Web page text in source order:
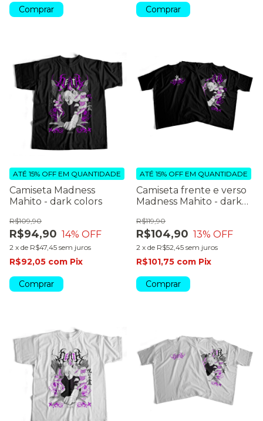
Comprar Comprar
Camiseta Madness
Mahito - dark colors
R$94,90
R$109,90
14% OFF
2 x de R$47,45 sem juros
ATÉ 15% OFF EM QUANTIDADE
R$92,05 com Pix
Comprar
Camiseta frente e verso
Madness Mahito - dark
R$104,90
R$119,90
13% OFF
2 x de R$52,45 sem juros
ATÉ 15% OFF EM QUANTIDADE
R$101,75 com Pix
Comprar